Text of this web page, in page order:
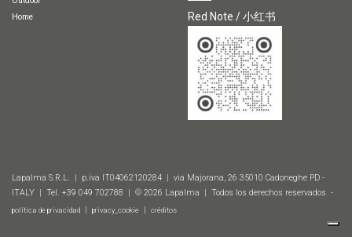
Home
Red Note / 小红书
Lapalma S.R.L. | p.iva IT04062120284 | via Majorana, 26 35010 Cadoneghe PD -
ITALY | Tel. +39 049 702788 | © 2026 Lapalma | Todos los derechos reservados -
política de privacidad privacy_cookie créditos